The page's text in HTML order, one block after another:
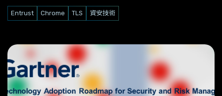
Entrust Chrome TLS 資安技術